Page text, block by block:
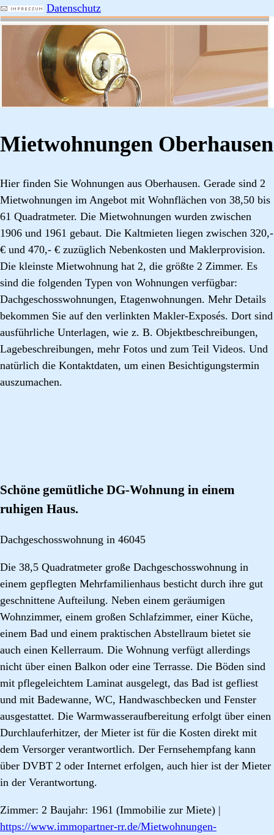
Datenschutz
Mietwohnungen Oberhausen
Hier finden Sie Wohnungen aus Oberhausen. Gerade sind 2
Mietwohnungen im Angebot mit Wohnflächen von 38,50 bis
61 Quadratmeter. Die Mietwohnungen wurden zwischen
1906 und 1961 gebaut. Die Kaltmieten liegen zwischen 320,-
€ und 470,- € zuzüglich Nebenkosten und Maklerprovision.
Die kleinste Mietwohnung hat 2, die größte 2 Zimmer. Es
sind die folgenden Typen von Wohnungen verfügbar:
Dachgeschosswohnungen, Etagenwohnungen. Mehr Details
bekommen Sie auf den verlinkten Makler-Exposés. Dort sind
ausführliche Unterlagen, wie z. B. Objektbeschreibungen,
Lagebeschreibungen, mehr Fotos und zum Teil Videos. Und
natürlich die Kontaktdaten, um einen Besichtigungstermin
auszumachen.
Schöne gemütliche DG-Wohnung in einem
ruhigen Haus.
Dachgeschosswohnung in 46045
Die 38,5 Quadratmeter große Dachgeschosswohnung in
einem gepflegten Mehrfamilienhaus besticht durch ihre gut
geschnittene Aufteilung. Neben einem geräumigen
Wohnzimmer, einem großen Schlafzimmer, einer Küche,
einem Bad und einem praktischen Abstellraum bietet sie
auch einen Kellerraum. Die Wohnung verfügt allerdings
nicht über einen Balkon oder eine Terrasse. Die Böden sind
mit pflegeleichtem Laminat ausgelegt, das Bad ist gefliest
und mit Badewanne, WC, Handwaschbecken und Fenster
ausgestattet. Die Warmwasseraufbereitung erfolgt über einen
Durchlauferhitzer, der Mieter ist für die Kosten direkt mit
dem Versorger verantwortlich. Der Fernsehempfang kann
über DVBT 2 oder Internet erfolgen, auch hier ist der Mieter
in der Verantwortung.
Zimmer: 2 Baujahr: 1961 (Immobilie zur Miete) |
https://www.immopartner-rr.de/Mietwohnungen-